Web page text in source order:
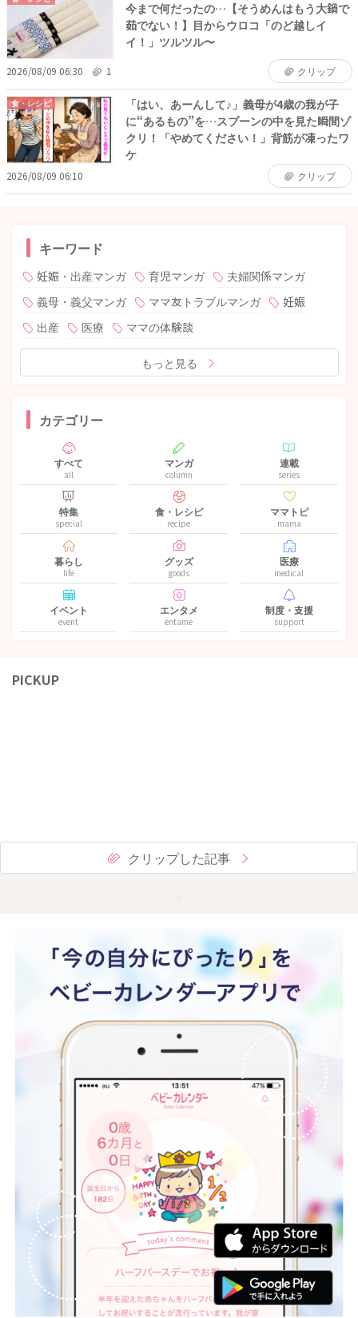
今まで何だったの…【そうめんはもう大鍋で
茹でない！】目からウロコ「のど越しイ
イ！」ツルツル〜
2026/08/09 06:30 1 クリップ
食・レシピ
「はい、あーんして♪」義母が4歳の我が子
に“あるもの”を…スプーンの中を見た瞬間ゾ
クリ！「やめてください！」背筋が凍ったワ
ケ
2026/08/09 06:10 クリップ
キーワード
妊娠・出産マンガ 育児マンガ
夫婦関係マンガ
義母・義父マンガ
ママ友トラブルマンガ
妊娠
出産
医療 ママの体験談
もっと見る
カテゴリー
すべて
all
マンガ
column
連載
series
特集
special
食・レシピ
recipe
ママトピ
mama
暮らし
life
グッズ
goods
医療
medical
イベント
event
エンタメ
entame
制度・支援
support
PICKUP
クリップした記事